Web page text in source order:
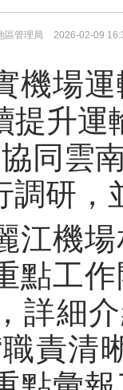
區管理局 2026-02-09
機場
提升
協同 雲
調研，
江機
點工
詳細
責清